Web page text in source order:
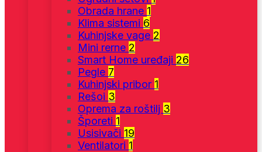
Obrada hrane 1
Klima sistemi 6
Kuhinjske vage 2
Mini rerne 2
Smart Home uređaji 26
Pegle 7
Kuhinjski pribor 1
Rešoi 3
Oprema za roštilj 3
Šporeti 1
Usisivači 19
Ventilatori 1